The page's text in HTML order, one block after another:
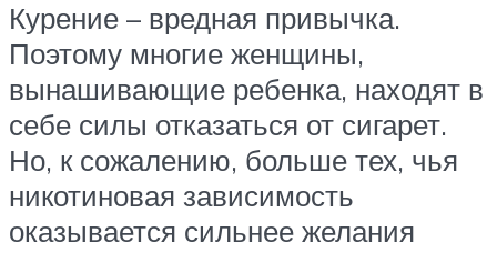
Курение – вредная привычка.
Поэтому многие женщины,
вынашивающие ребенка, находят в
себе силы отказаться от сигарет.
Но, к сожалению, больше тех, чья
никотиновая зависимость
оказывается сильнее желания